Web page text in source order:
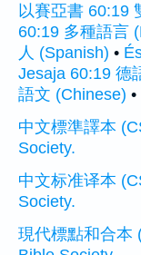
以賽亞書 60:19
60:19 多種語言
人 (Spanish) •
Jesaja 60:19 德
語文 (Chinese) •
中文標準譯本
Society.
中文标准译本
Society.
現代標點和合本